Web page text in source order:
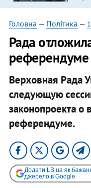
Головна — Політика —
Рада
референдуме
Верховная Рада
следующую
законопроекта о
референдуме.
Додати LB.ua як
джерело в Google